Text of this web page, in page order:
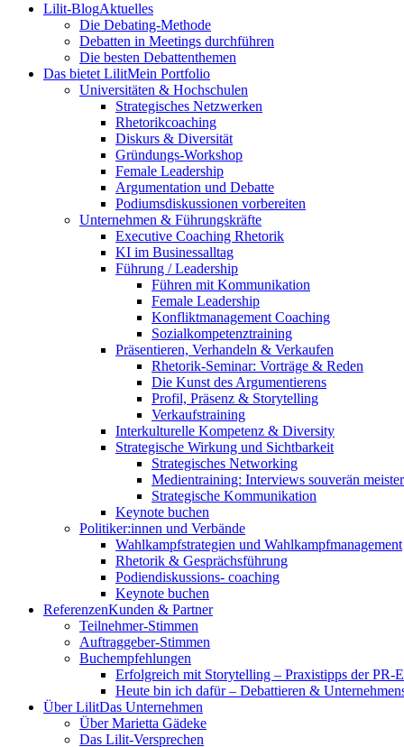
Lilit-BlogAktuelles
Die Debating-Methode
Debatten in Meetings durchführen
Die besten Debattenthemen
Das bietet LilitMein Portfolio
Universitäten & Hochschulen
Strategisches Netzwerken
Rhetorikcoaching
Diskurs & Diversität
Gründungs-Workshop
Female Leadership
Argumentation und Debatte
Podiumsdiskussionen vorbereiten
Unternehmen & Führungskräfte
Executive Coaching Rhetorik
KI im Businessalltag
Führung / Leadership
Führen mit Kommunikation
Female Leadership
Konfliktmanagement Coaching
Sozialkompetenztraining
Präsentieren, Verhandeln & Verkaufen
Rhetorik-Seminar: Vorträge & Reden
Die Kunst des Argumentierens
Profil, Präsenz & Storytelling
Verkaufstraining
Interkulturelle Kompetenz & Diversity
Strategische Wirkung und Sichtbarkeit
Strategisches Networking
Medientraining: Interviews souverän
Strategische Kommunikation
Keynote buchen
Politiker:innen und Verbände
Wahlkampfstrategien und Wahlkampfmanagement
Rhetorik & Gesprächsführung
Podiendiskussions- coaching
Keynote buchen
ReferenzenKunden & Partner
Teilnehmer-Stimmen
Auftraggeber-Stimmen
Buchempfehlungen
Erfolgreich mit Storytelling – Praxistipps der PR-
Heute bin ich dafür – Debattieren &
Über LilitDas Unternehmen
Über Marietta Gädeke
Das Lilit-Versprechen